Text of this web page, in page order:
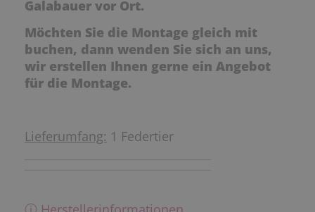
Galabauer vor Ort.
Möchten Sie die Montage gleich mit
buchen, dann wenden Sie sich an uns,
wir erstellen Ihnen gerne ein Angebot
für die Montage.
Lieferumfang: 1 Federtier